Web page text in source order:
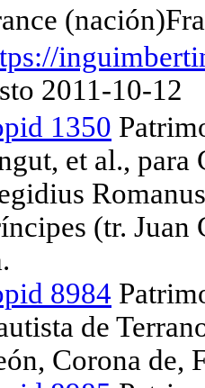
2011-10-12
1350
et al., para
(tr. Juan
8984
de
Corona de,